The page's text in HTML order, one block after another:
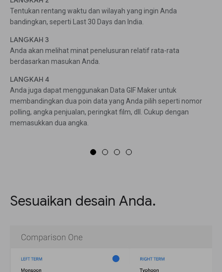
Tentukan rentang waktu dan wilayah yang ingin Anda
bandingkan, seperti Last 30 Days dan India.
LANGKAH 3
Anda akan melihat minat penelusuran relatif rata-rata
berdasarkan masukan Anda.
LANGKAH 4
Anda juga dapat menggunakan Data GIF Maker untuk
membandingkan dua poin data yang Anda pilih seperti nomor
polling, angka penjualan, peringkat film, dll. Cukup dengan
memasukkan dua angka.
Sesuaikan desain Anda.